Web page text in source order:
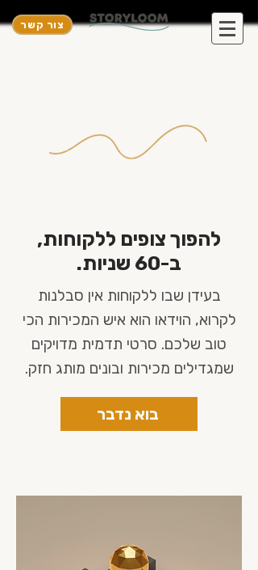
צור קשר
להפוך צופים ללקוחות,
ב-60 שניות.
בעידן שבו ללקוחות אין סבלנות
לקרוא, הוידאו הוא איש המכירות הכי
טוב שלכם. סרטי תדמית מדויקים
שמגדילים מכירות ובונים מותג חזק.
בוא נדבר